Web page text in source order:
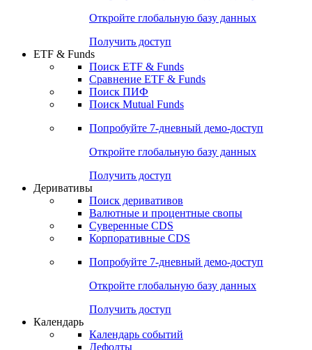
Поиск кредитов
Попробуйте7-дневный
Откройте глобальную базу данных
Получить доступ
ETF & Funds
Сравнение ETF & Funds
Поиск Mutual Funds
Попробуйте7-дневный
Откройте глобальную базу данных
Получить доступ
Деривативы
Валютные и процентные свопы
Корпоративные CDS
Попробуйте7-дневный
Откройте глобальную базу данных